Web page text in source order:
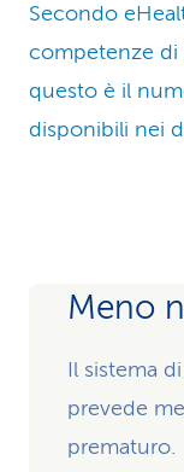
Secondo
competenze di
questo è il
disponibili nei
Meno
Il sistema
prevede
prematuro.